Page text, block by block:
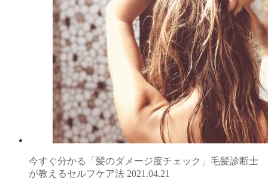
今すぐ分かる「髪のダメージ度チェック」毛髪診断士
が教えるセルフケア法 2021.04.21